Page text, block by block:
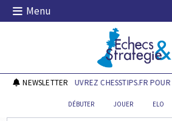
Skip
Menu
Echecs & Stratégie
NEWSLETTERDÉCOUVREZ CHESSTIPS.FR POUR
DÉBUTER JOUER ELO